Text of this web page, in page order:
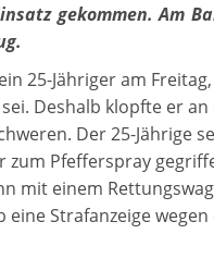
gekommen. Am
25-Jähriger am
Deshalb klopfte er
Der 25-Jährige
zum Pfefferspray
mit einem
Strafanzeige